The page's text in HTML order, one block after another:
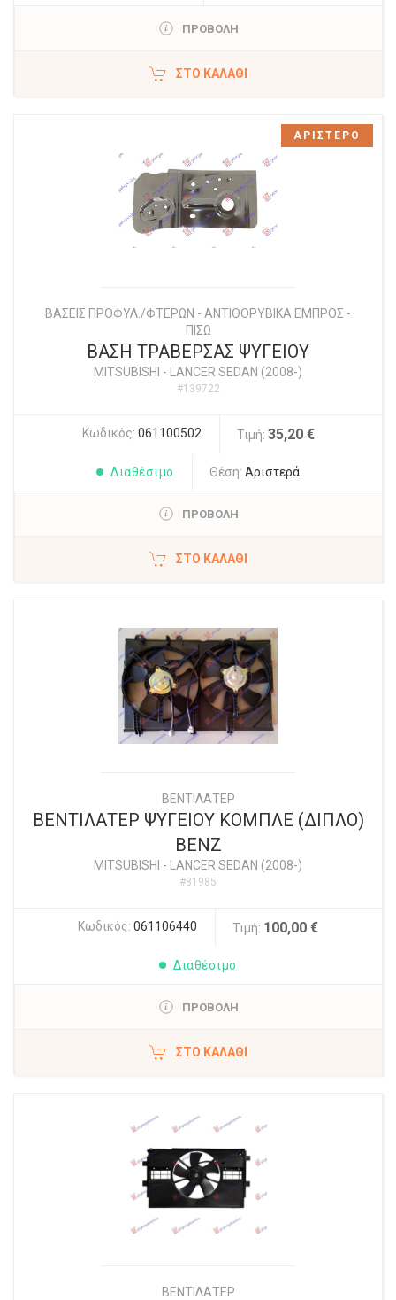
ΠΡΟΒΟΛΗ
ΣΤΟ ΚΑΛΆΘΙ
ΒΑΣΕΙΣ ΠΡΟΦΥΛ./ΦΤΕΡΩΝ - ΑΝΤΙΘΟΡΥΒΙΚΑ ΕΜΠΡΟΣ -
ΠΙΣΩ
ΒΑΣΗ ΤΡΑΒΕΡΣΑΣ ΨΥΓΕΙΟΥ
MITSUBISHI - LANCER SEDAN (2008-)
#139722
Κωδικός: 061100502 Τιμή: 35,20 €
Διαθέσιμο Θέση: Αριστερά
ΠΡΟΒΟΛΗ
ΣΤΟ ΚΑΛΆΘΙ
ΑΡΙΣΤΕΡΟ
ΒΕΝΤΙΛΑΤΕΡ
ΒΕΝΤΙΛΑΤΕΡ ΨΥΓΕΙΟΥ ΚΟΜΠΛΕ (ΔΙΠΛΟ)
ΒΕΝΖ
MITSUBISHI - LANCER SEDAN (2008-)
#81985
Κωδικός: 061106440 Τιμή: 100,00 €
Διαθέσιμο
ΠΡΟΒΟΛΗ
ΣΤΟ ΚΑΛΆΘΙ
ΒΕΝΤΙΛΑΤΕΡ